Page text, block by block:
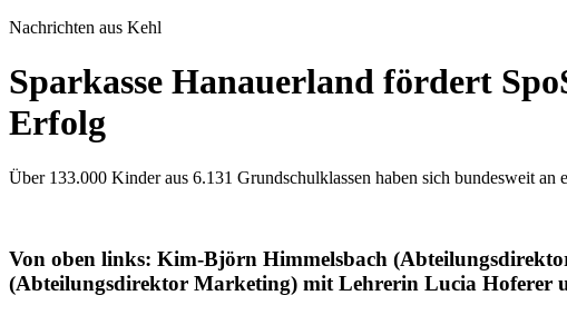
Nachrichten aus Kehl
Sparkasse Hanauerland fördert
Erfolg
Über 133.000 Kinder aus 6.131 Grundschulklassen haben sich bundesweit
Von oben links: Kim-Björn Himmelsbach
(Abteilungsdirektor Marketing) mit Lehrerin Lucia Hoferer